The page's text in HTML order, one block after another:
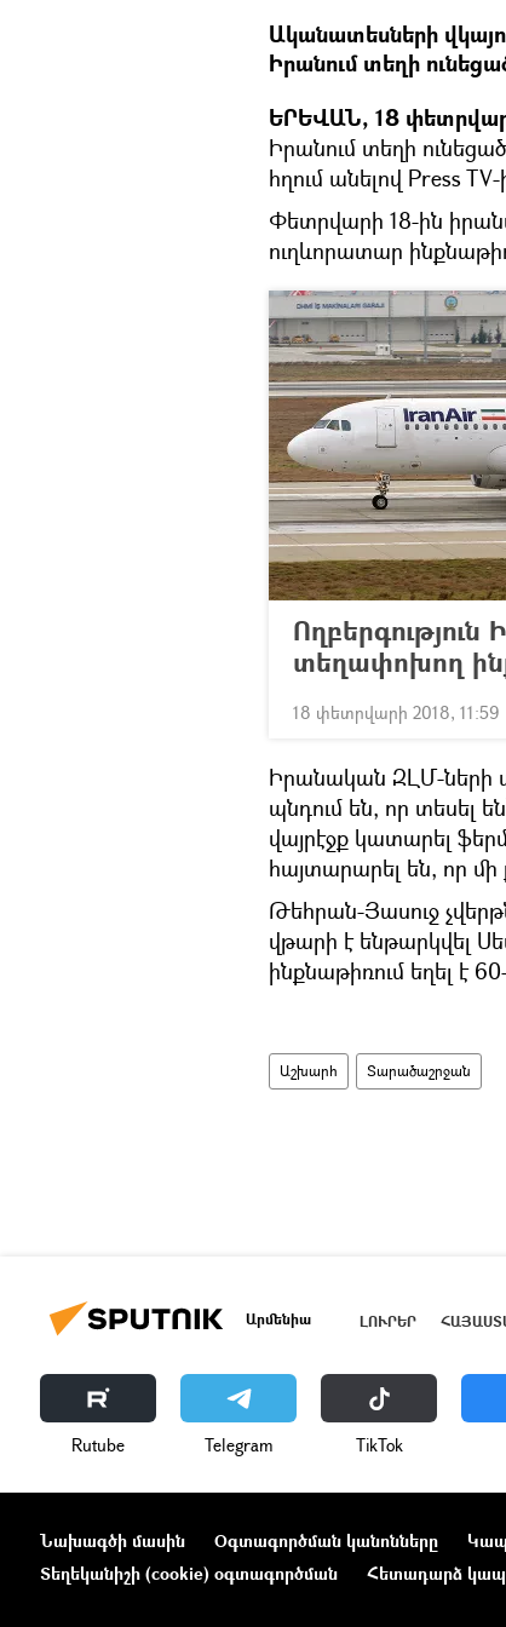
Ականատեսների
Իրանում տեղի
ԵՐԵՎԱՆ, 18
Իրանում տեղի
հղում անելով Press TV-
Փետրվարի 18-ին
ուղևորատար
Ողբերգություն
տեղափոխող
18 փետրվարի 2018, 11:59
Իրանական ԶԼՄ-ների
պնդում են, որ տեսել
վայրէջք կատարել
հայտարարել են, որ մի
Թեհրան-Յասուջ
վթարի է ենթարկվել
ինքնաթիռում եղել է
Աշխարհ Տարածաշրջան
Արմենիա ԼՈՒՐԵՐ
Rutube Telegram ТikТоk
Նախագծի մասին Օգտագործման կանոնները Կապ
Տեղեկանիշի (cookie) օգտագործման
Հետադարձ կապ